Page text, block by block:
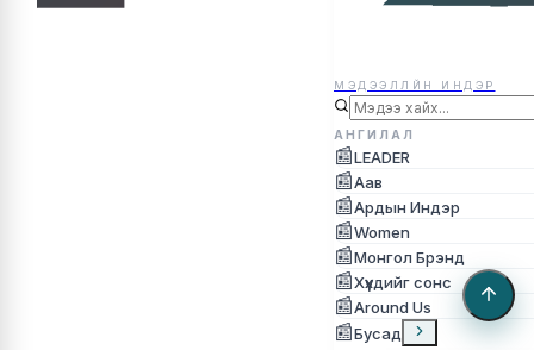
МЭДЭЭЛЛЙН ИНДЭР
АНГИЛАЛ
📰LEADER
📰Аав
📰Ардын Индэр
📰Women
📰Монгол Брэнд
📰Хүүхдийг сонс
📰Around Us
📰Бусад